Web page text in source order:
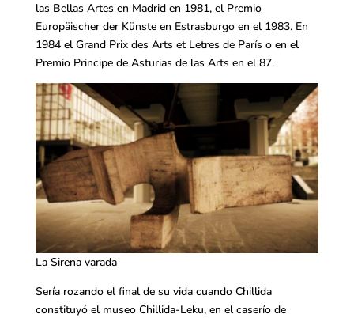
las Bellas Artes en Madrid en 1981, el Premio
Europäischer der Künste en Estrasburgo en el 1983. En
1984 el Grand Prix des Arts et Letres de París o en el
Premio Principe de Asturias de las Arts en el 87.
La Sirena varada
Sería rozando el final de su vida cuando Chillida
constituyó el museo Chillida-Leku, en el caserío de